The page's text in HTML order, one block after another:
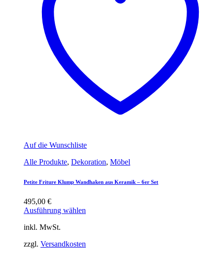
Auf die Wunschliste
Alle Produkte, Dekoration, Möbel
Petite Friture Klump Wandhaken aus Keramik – 6er Set
495,00 €
Ausführung wählen
inkl. MwSt.
zzgl. Versandkosten